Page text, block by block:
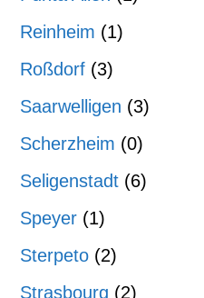
Reinheim (1)
Roßdorf (3)
Saarwelligen (3)
Scherzheim (0)
Seligenstadt (6)
Speyer (1)
Sterpeto (2)
Strasbourg (2)